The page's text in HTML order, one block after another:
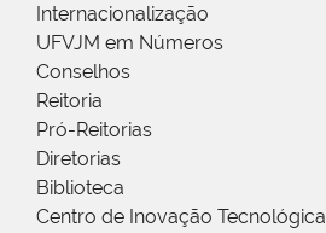
Internacionalização
UFVJM em Números
Conselhos
Reitoria
Pró-Reitorias
Diretorias
Biblioteca
Centro de Inovação Tecnológica